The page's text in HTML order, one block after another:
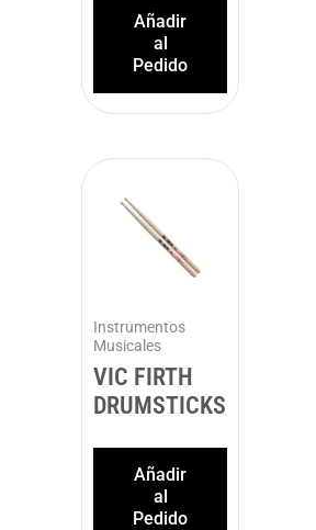
Añadir
al
Pedido
Instrumentos
Musicales
VIC FIRTH
DRUMSTICKS
Añadir
al
Pedido